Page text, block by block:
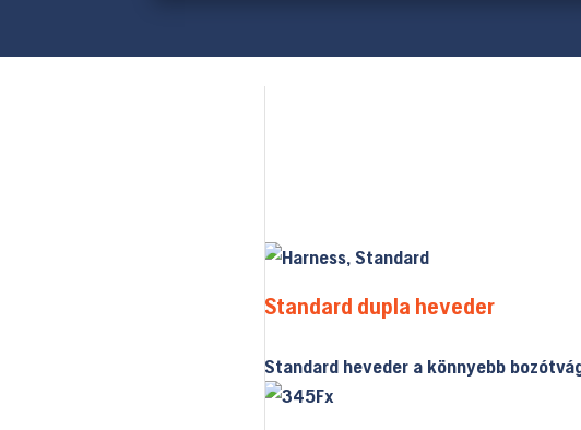
Standard dupla heveder
Standard heveder a könnyebb